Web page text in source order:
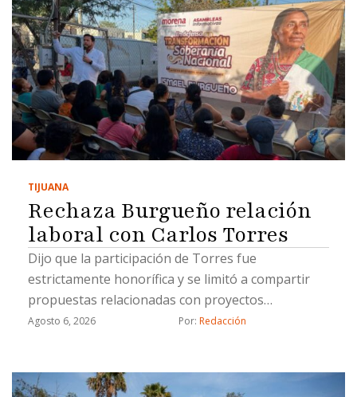
TIJUANA
Rechaza Burgueño relación
laboral con Carlos Torres
Dijo que la participación de Torres fue
estrictamente honorífica y se limitó a compartir
propuestas relacionadas con proyectos
estratégicos
Agosto 6, 2026 Por: Redacción